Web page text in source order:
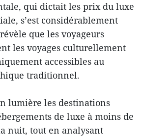
qui dictait les prix du luxe
s’est considérablement
que les voyageurs
les voyages culturellement
accessibles au
traditionnel.
lumière les destinations
de luxe à moins de
nuit, tout en analysant